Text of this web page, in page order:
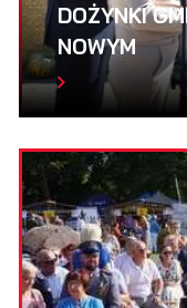
DOŻYNKI
NOWYM